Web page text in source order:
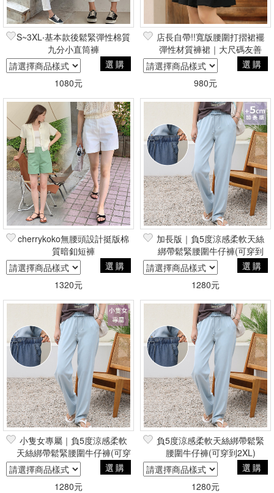
S~3XL‧基本款後鬆緊彈性棉質
九分小直筒褲
選購
1080元
店長自帶!!寬版腰圍打摺裙襬
彈性材質褲裙｜大尺碼友善
選購
980元
cherrykoko無腰頭設計挺版棉
質暗釦短褲
選購
1320元
加長版｜負5度涼感柔軟天絲
綁帶鬆緊腰圍牛仔褲(可穿到
2XL)
選購
1280元
小隻女專屬｜負5度涼感柔軟
天絲綁帶鬆緊腰圍牛仔褲(可穿
到2XL)
選購
1280元
負5度涼感柔軟天絲綁帶鬆緊
腰圍牛仔褲(可穿到2XL)
選購
1280元